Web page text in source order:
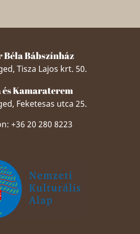
Béla Bábszínház
Tisza Lajos krt. 50.
Kamaraterem
Feketesas utca 25.
+36 20 280 8223